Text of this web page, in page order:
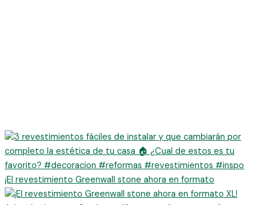
¡El revestimiento Greenwall stone ahora en formato